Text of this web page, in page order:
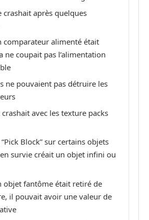
crashait après quelques
comparateur alimenté était
ne coupait pas l’alimentation
ne pouvaient pas détruire les
avec les texture packs
Block” sur certains objets
survie créait un objet infini ou
objet fantôme était retiré de
il pouvait avoir une valeur de